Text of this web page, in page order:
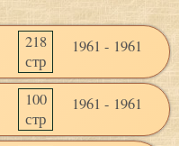
218
стр
1961 - 1961
100
стр
1961 - 1961